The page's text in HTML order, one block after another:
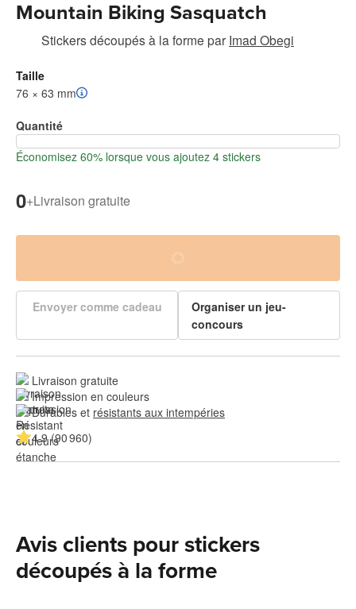
Mountain Biking Sasquatch
Stickers découpés à la forme par Imad Obegi
Taille
76 × 63 mm
Quantité
Économisez 60% lorsque vous ajoutez 4 stickers
0+Livraison gratuite
Envoyer comme cadeau
Organiser un jeu-
concours
Livraison gratuite
Impression en couleurs
Durables et résistants aux intempéries
4.9 (90 960)
Avis clients pour stickers
découpés à la forme